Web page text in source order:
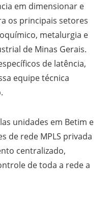
em dimensionar e
os principais setores
metalurgia e
de Minas Gerais.
de latência,
equipe técnica
unidades em Betim e
de rede MPLS privada
centralizado,
de toda a rede a